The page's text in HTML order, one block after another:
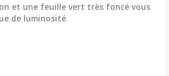
et une feuille vert très foncé vous
de luminosité.